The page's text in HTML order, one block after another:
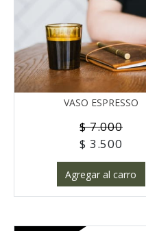
VASO ESPRESSO
$ 7.000
$ 3.500
Agregar al carro